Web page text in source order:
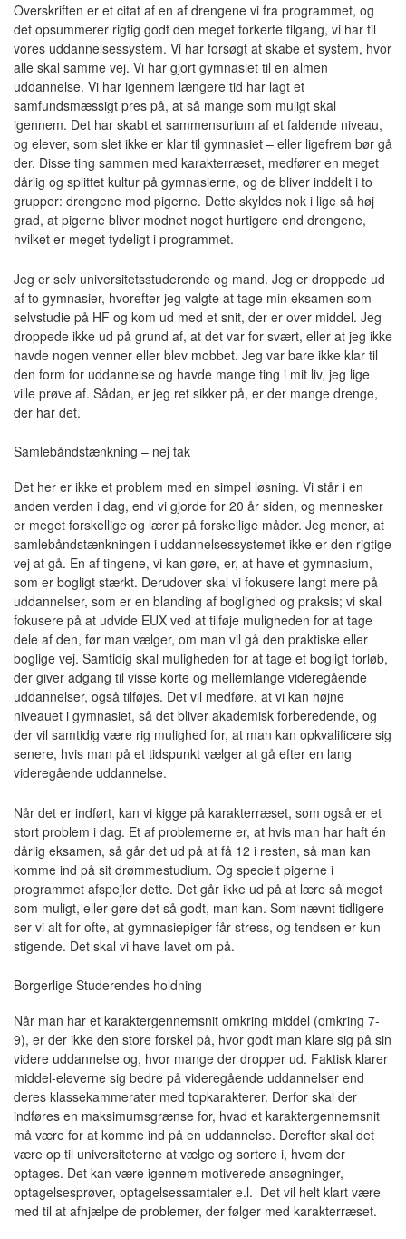
Overskriften er et citat af en af drengene vi fra programmet, og
det opsummerer rigtig godt den meget forkerte tilgang, vi har til
vores uddannelsessystem. Vi har forsøgt at skabe et system, hvor
alle skal samme vej. Vi har gjort gymnasiet til en almen
uddannelse. Vi har igennem længere tid har lagt et
samfundsmæssigt pres på, at så mange som muligt skal
igennem. Det har skabt et sammensurium af et faldende niveau,
og elever, som slet ikke er klar til gymnasiet – eller ligefrem bør gå
der. Disse ting sammen med karakterræset, medfører en meget
dårlig og splittet kultur på gymnasierne, og de bliver inddelt i to
grupper: drengene mod pigerne. Dette skyldes nok i lige så høj
grad, at pigerne bliver modnet noget hurtigere end drengene,
hvilket er meget tydeligt i programmet.
Jeg er selv universitetsstuderende og mand. Jeg er droppede ud
af to gymnasier, hvorefter jeg valgte at tage min eksamen som
selvstudie på HF og kom ud med et snit, der er over middel. Jeg
droppede ikke ud på grund af, at det var for svært, eller at jeg ikke
havde nogen venner eller blev mobbet. Jeg var bare ikke klar til
den form for uddannelse og havde mange ting i mit liv, jeg lige
ville prøve af. Sådan, er jeg ret sikker på, er der mange drenge,
der har det.
Samlebåndstænkning – nej tak
Det her er ikke et problem med en simpel løsning. Vi står i en
anden verden i dag, end vi gjorde for 20 år siden, og mennesker
er meget forskellige og lærer på forskellige måder. Jeg mener, at
samlebåndstænkningen i uddannelsessystemet ikke er den rigtige
vej at gå. En af tingene, vi kan gøre, er, at have et gymnasium,
som er bogligt stærkt. Derudover skal vi fokusere langt mere på
uddannelser, som er en blanding af boglighed og praksis; vi skal
fokusere på at udvide EUX ved at tilføje muligheden for at tage
dele af den, før man vælger, om man vil gå den praktiske eller
boglige vej. Samtidig skal muligheden for at tage et bogligt forløb,
der giver adgang til visse korte og mellemlange videregående
uddannelser, også tilføjes. Det vil medføre, at vi kan højne
niveauet i gymnasiet, så det bliver akademisk forberedende, og
der vil samtidig være rig mulighed for, at man kan opkvalificere sig
senere, hvis man på et tidspunkt vælger at gå efter en lang
videregående uddannelse.
Når det er indført, kan vi kigge på karakterræset, som også er et
stort problem i dag. Et af problemerne er, at hvis man har haft én
dårlig eksamen, så går det ud på at få 12 i resten, så man kan
komme ind på sit drømmestudium. Og specielt pigerne i
programmet afspejler dette. Det går ikke ud på at lære så meget
som muligt, eller gøre det så godt, man kan. Som nævnt tidligere
ser vi alt for ofte, at gymnasiepiger får stress, og tendsen er kun
stigende. Det skal vi have lavet om på.
Borgerlige Studerendes holdning
Når man har et karaktergennemsnit omkring middel (omkring 7-
9), er der ikke den store forskel på, hvor godt man klare sig på sin
videre uddannelse og, hvor mange der dropper ud. Faktisk klarer
middel-eleverne sig bedre på videregående uddannelser end
deres klassekammerater med topkarakterer. Derfor skal der
indføres en maksimumsgrænse for, hvad et karaktergennemsnit
må være for at komme ind på en uddannelse. Derefter skal det
være op til universiteterne at vælge og sortere i, hvem der
optages. Det kan være igennem motiverede ansøgninger,
optagelsesprøver, optagelsessamtaler e.l. Det vil helt klart være
med til at afhjælpe de problemer, der følger med karakterræset.